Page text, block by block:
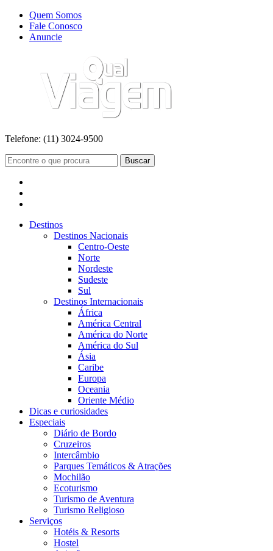
Quem Somos
Fale Conosco
Anuncie
Telefone: (11) 3024-9500
Buscar
Destinos
Destinos Nacionais
Centro-Oeste
Norte
Nordeste
Sudeste
Sul
Destinos Internacionais
África
América Central
América do Norte
América do Sul
Ásia
Caribe
Europa
Oceania
Oriente Médio
Dicas e curiosidades
Especiais
Diário de Bordo
Cruzeiros
Intercâmbio
Parques Temáticos & Atrações
Mochilão
Ecoturismo
Turismo de Aventura
Turismo Religioso
Serviços
Hotéis & Resorts
Hostel